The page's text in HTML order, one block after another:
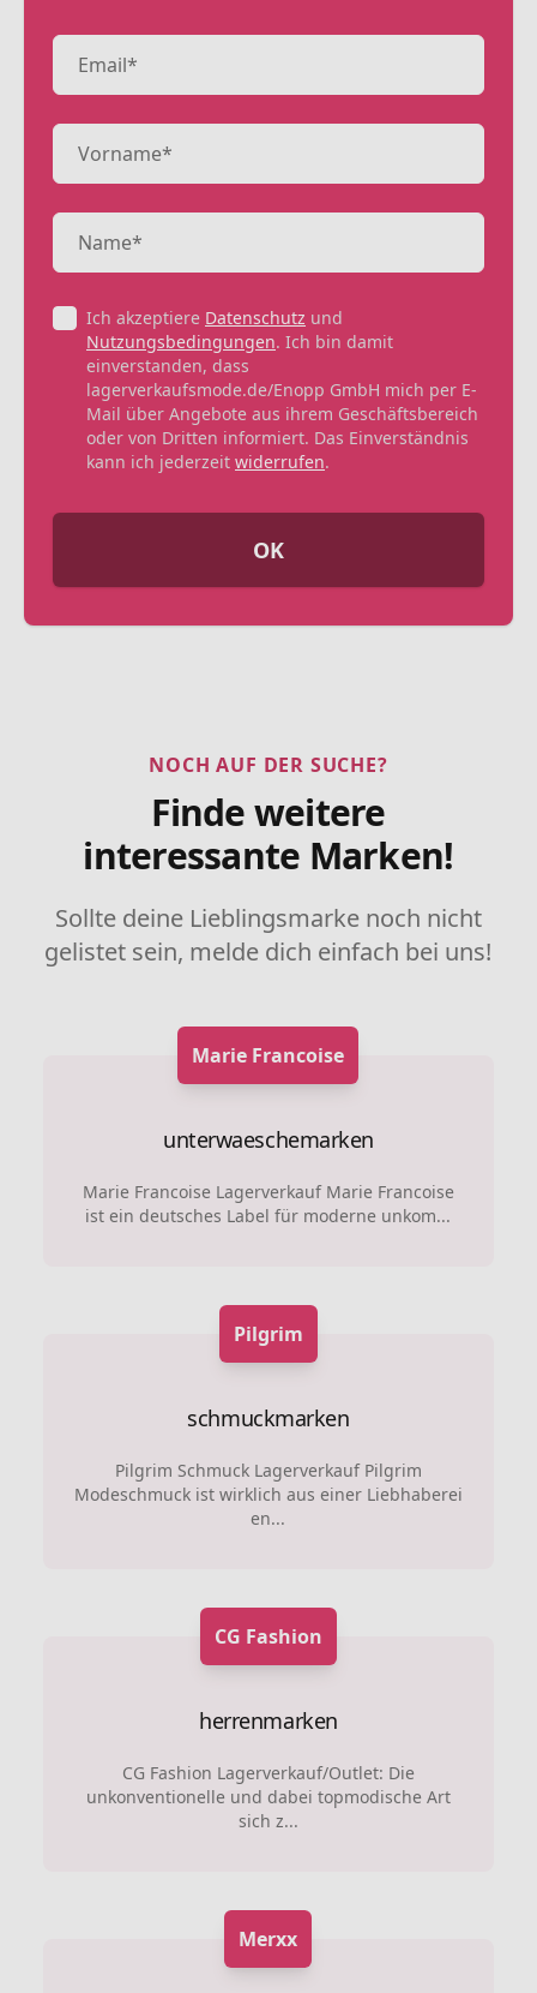
Ich akzeptiere Datenschutz und
Nutzungsbedingungen. Ich bin damit
einverstanden, dass
lagerverkaufsmode.de/Enopp GmbH mich per E-
Mail über Angebote aus ihrem Geschäftsbereich
oder von Dritten informiert. Das Einverständnis
kann ich jederzeit widerrufen.
OK
NOCH AUF DER SUCHE?
Finde weitere
interessante Marken!
Sollte deine Lieblingsmarke noch nicht
gelistet sein, melde dich einfach bei uns!
Marie Francoise
unterwaeschemarken
Marie Francoise Lagerverkauf Marie Francoise
ist ein deutsches Label für moderne unkom...
Pilgrim
schmuckmarken
Pilgrim Schmuck Lagerverkauf Pilgrim
Modeschmuck ist wirklich aus einer Liebhaberei
en...
CG Fashion
herrenmarken
CG Fashion Lagerverkauf/Outlet: Die
unkonventionelle und dabei topmodische Art
sich z...
Merxx